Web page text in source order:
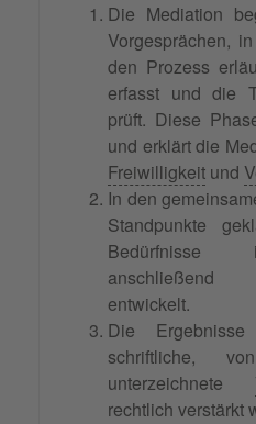
Die Mediation
Vorgesprächen,
den Prozess
erfasst und die
prüft. Diese
und erklärt die
Freiwilligkeit und
In den
Standpunkte
Bedürfnisse
entwickelt.
Die
schriftliche,
unterzeichnete
rechtlich verstärkt